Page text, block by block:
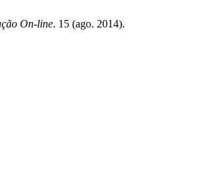
On-line. 15 (ago. 2014).